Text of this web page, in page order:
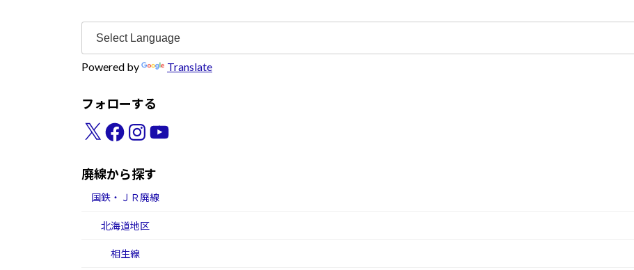
Powered by Translate
フォローする
X Facebook
Instagram
YouTube
廃線から探す
国鉄・ＪＲ廃線
北海道地区
相生線